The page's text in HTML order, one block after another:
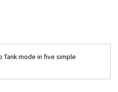
Tank mode in five simple